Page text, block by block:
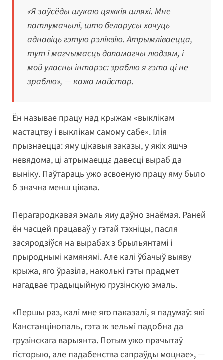
«Я заўсёды шукаю цяжкія шляхі. Мне
патлумачылі, што беларусы хочуць
аднавіць гэтую рэліквію. Атрымліваецца,
тут і магчымасць дапамагчы людзям, і
мой уласны інтарэс: зраблю я гэта ці не
зраблю», — кажа майстар.
Ён называе працу над крыжам «выклікам
мастацтву і выклікам самому сабе». Ілія
прызнаецца: яму цікавыя заказы, у якіх яшчэ
невядома, ці атрымаецца давесці выраб да
выніку. Паўтараць ужо асвоеную працу яму было
б значна менш цікава.
Перагародкавая эмаль яму даўно знаёмая. Раней
ён часцей працаваў у гэтай тэхніцы, пасля
засяродзіўся на вырабах з брыльянтамі і
прыроднымі камянямі. Але калі ўбачыў выяву
крыжа, яго ўразіла, наколькі гэты прадмет
нагадвае традыцыйную грузінскую эмаль.
«Першы раз, калі мне яго паказалі, я падумаў: які
Канстанцінопаль, гэта ж вельмі падобна да
грузінскага варыянта. Потым ужо прачытаў
гісторыю, але падабенства сапраўды моцнае», —